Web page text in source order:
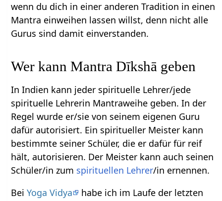
wenn du dich in einer anderen Tradition in einen
Mantra einweihen lassen willst, denn nicht alle
Gurus sind damit einverstanden.
Wer kann Mantra Dīkshā geben
In Indien kann jeder spirituelle Lehrer/jede
spirituelle Lehrerin Mantraweihe geben. In der
Regel wurde er/sie von seinem eigenen Guru
dafür autorisiert. Ein spiritueller Meister kann
bestimmte seiner Schüler, die er dafür für reif
hält, autorisieren. Der Meister kann auch seinen
Schüler/in zum spirituellen Lehrer/in ernennen.
BeiYoga Vidya
habe ich im Laufe der letzten